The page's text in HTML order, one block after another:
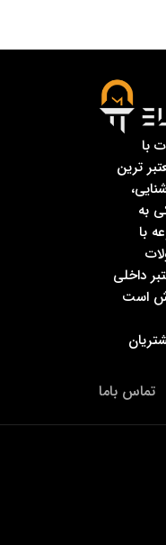
با
ترین
به
با
داخلی
است
تماس باما